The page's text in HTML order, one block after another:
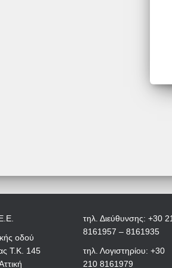
οδού
Τ.Κ. 145
τηλ. Διεύθυνσης: +30
8161957 – 8161935
τηλ. Λογιστηρίου: +30
210 8161979